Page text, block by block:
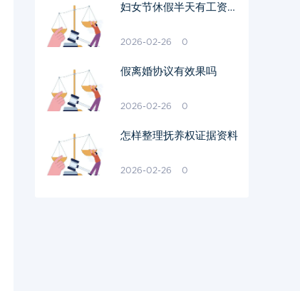
妇女节休假半天有工资吗
2026-02-26 0
假离婚协议有效果吗
2026-02-26 0
怎样整理抚养权证据资料
2026-02-26 0